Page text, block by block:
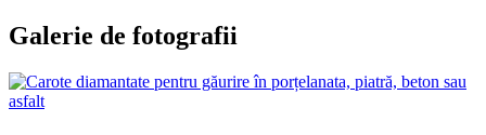
Galerie de fotografii